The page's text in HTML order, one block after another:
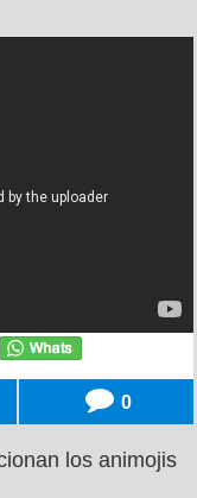
0
los animojis